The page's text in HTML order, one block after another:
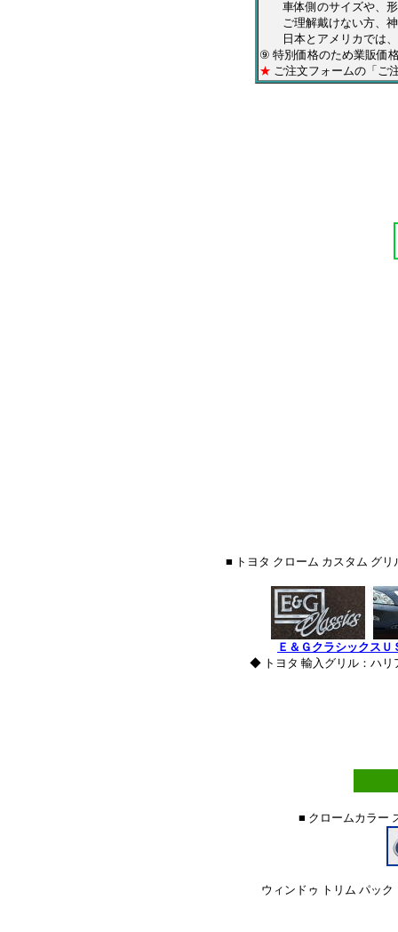
車体側のサイズや、形
ご理解戴けない方、神
日本とアメリカでは、
⑨ 特別価格のため業販価
★ ご注文フォームの「ご
■ トヨタ クローム カスタム グ
Ｅ＆ＧクラシックスＵ
◆ トヨタ 輸入グリル：ハリ
■ クロームカラー
ウィンドゥ トリム パッ